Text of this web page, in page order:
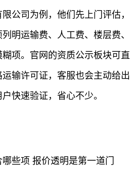
公司为例，他们先上门评估，
明运输费、人工费、楼层费、
项。官网的资质公示板块可直
输许可证，客服也会主动给出
快速验证，省心不少。
些项 报价透明是第一道门